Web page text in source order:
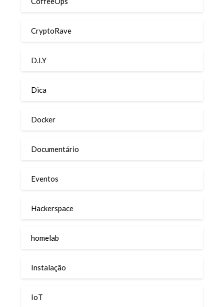
CryptoRave
D.I.Y
Dica
Docker
Documentário
Eventos
Hackerspace
homelab
Instalação
IoT